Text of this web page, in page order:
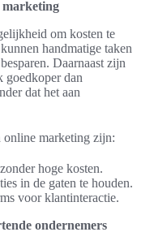
marketing
om kosten te
handmatige taken
Daarnaast zijn
goedkoper dan
dat het aan
online marketing zijn:
hoge kosten.
in de gaten te houden.
voor klantinteractie.
ondernemers